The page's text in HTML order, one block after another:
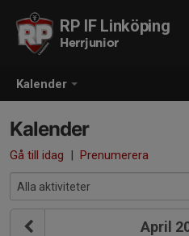
Kalender
RP IF Linköping
Herrjunior
Kalender
Gå till idag | Prenumerera
April